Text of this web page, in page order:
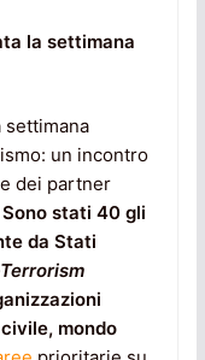
la settimana
un incontro
dei partner
Sono stati 40 gli
da Stati
mondo